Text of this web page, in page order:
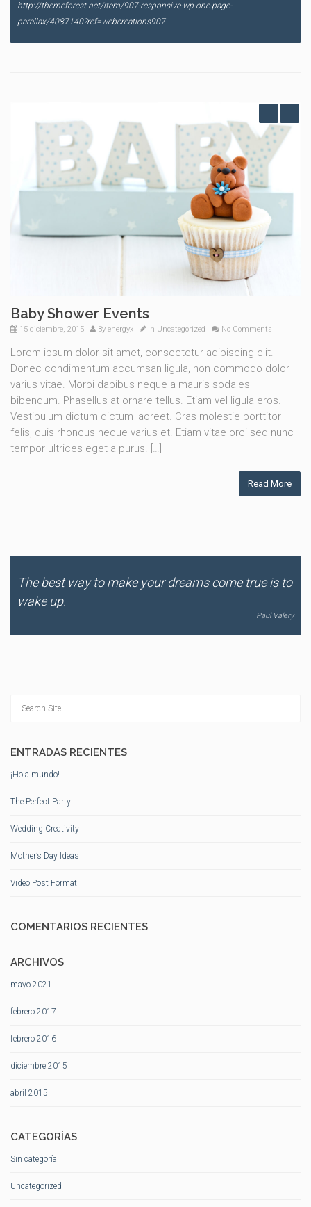
http://themeforest.net/item/907-responsive-wp-one-page-
parallax/4087140?ref=webcreations907
Previous
Next
Baby Shower Events
15 diciembre, 2015 By energyx In Uncategorized No Comments
Lorem ipsum dolor sit amet, consectetur adipiscing elit.
Donec condimentum accumsan ligula, non commodo dolor
varius vitae. Morbi dapibus neque a mauris sodales
bibendum. Phasellus at ornare tellus. Etiam vel ligula eros.
Vestibulum dictum dictum laoreet. Cras molestie porttitor
felis, quis rhoncus neque varius et. Etiam vitae orci sed nunc
tempor ultrices eget a purus. […]
Read More
The best way to make your dreams come true is to
wake up.
Paul Valery
ENTRADAS RECIENTES
¡Hola mundo!
The Perfect Party
Wedding Creativity
Mother’s Day Ideas
Video Post Format
COMENTARIOS RECIENTES
ARCHIVOS
mayo 2021
febrero 2017
febrero 2016
diciembre 2015
abril 2015
CATEGORÍAS
Sin categoría
Uncategorized